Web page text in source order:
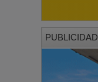
PUBLICIDAD